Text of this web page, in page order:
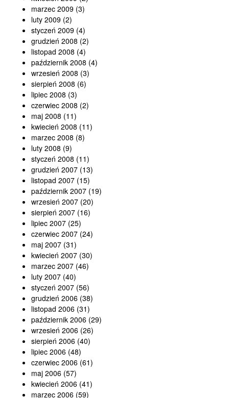
marzec 2009 (3)
luty 2009 (2)
styczeń 2009 (4)
grudzień 2008 (2)
listopad 2008 (4)
październik 2008 (4)
wrzesień 2008 (3)
sierpień 2008 (6)
lipiec 2008 (3)
czerwiec 2008 (2)
maj 2008 (11)
kwiecień 2008 (11)
marzec 2008 (8)
luty 2008 (9)
styczeń 2008 (11)
grudzień 2007 (13)
listopad 2007 (15)
październik 2007 (19)
wrzesień 2007 (20)
sierpień 2007 (16)
lipiec 2007 (25)
czerwiec 2007 (24)
maj 2007 (31)
kwiecień 2007 (30)
marzec 2007 (46)
luty 2007 (40)
styczeń 2007 (56)
grudzień 2006 (38)
listopad 2006 (31)
październik 2006 (29)
wrzesień 2006 (26)
sierpień 2006 (40)
lipiec 2006 (48)
czerwiec 2006 (61)
maj 2006 (57)
kwiecień 2006 (41)
marzec 2006 (59)